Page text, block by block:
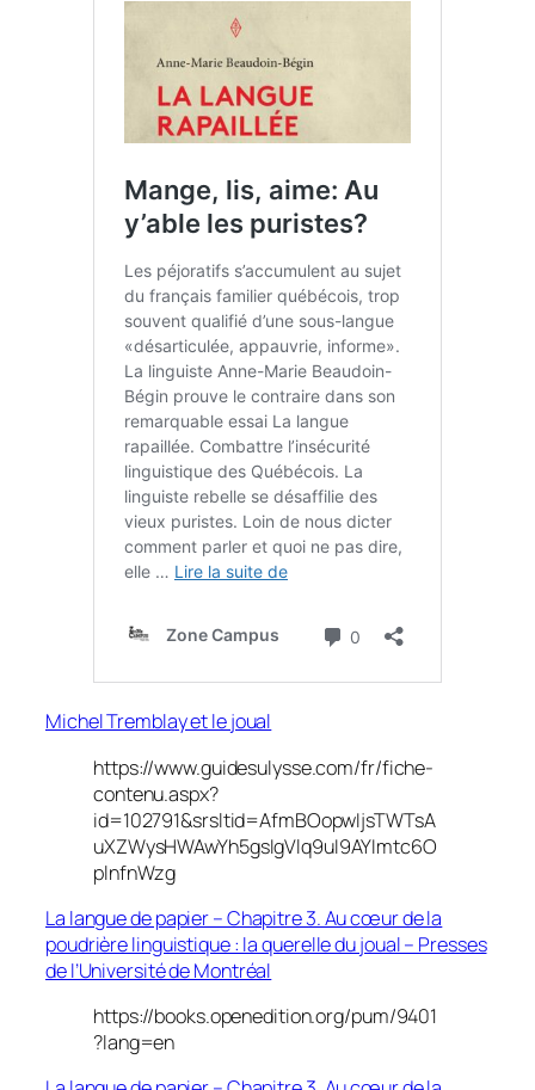
Michel Tremblay et le joual
https://www.guidesulysse.com/fr/fiche-
contenu.aspx?
id=102791&srsltid=AfmBOopwIjsTWTsA
uXZWysHWAwYh5gsIgVlq9uI9AYImtc6O
plnfnWzg
La langue de papier – Chapitre 3. Au cœur de la
poudrière linguistique : la querelle du joual – Presses
de l’Université de Montréal
https://books.openedition.org/pum/9401
?lang=en